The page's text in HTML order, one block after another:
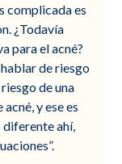
complicada es
¿Todavía
para el acné?
de riesgo
de una
y ese es
diferente ahí,